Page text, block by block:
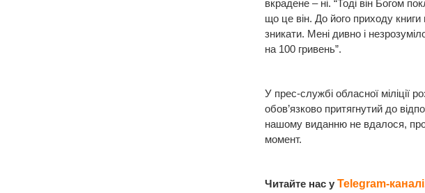
вкрадене – ні. “Тоді він Богом
що це він. До його приходу книги
зникати. Мені дивно і
на 100 гривень”.
У прес-службі обласної міліції
обов’язково притягнутий до
нашому виданню не вдалося,
момент.
Читайте нас у Telegram-каналі